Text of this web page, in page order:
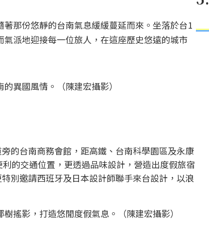
那份悠靜的台南氣息緩緩蔓延而來。坐落於台1
派地迎接每一位旅人，在這座歷史悠遠的城市
異國風情。（陳建宏攝影）
的台南商務會館，距高鐵、台南科學園區及永康
的交通位置，更透過品味設計，營造出度假旅宿
別邀請西班牙及日本設計師聯手來台設計，以浪
搖影，打造悠閒度假氣息。（陳建宏攝影）